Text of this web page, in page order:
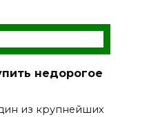
недорогое
из крупнейших